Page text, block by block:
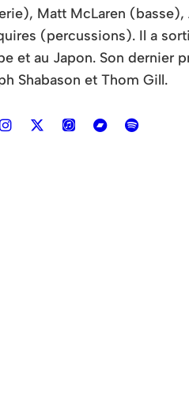
Matt McLaren
(percussions). Il a
et au Japon. Son dernier
Shabason et Thom Gill.